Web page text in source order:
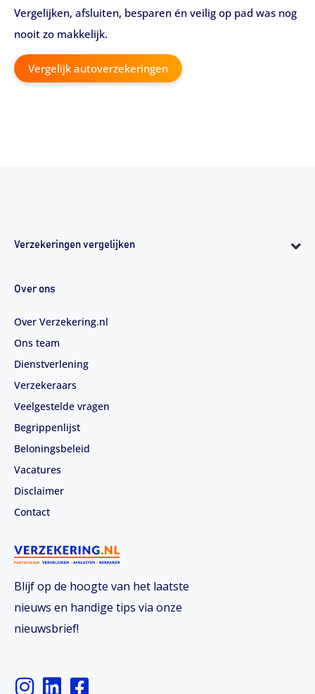
Vergelijken, afsluiten, besparen én veilig op pad was nog
nooit zo makkelijk.
Vergelijk autoverzekeringen
Blijf op de hoogte van het laatste
nieuws en handige tips via onze
nieuwsbrief!
I L F
Verzekeringen vergelijken
Over ons
Over Verzekering.nl
Ons team
Dienstverlening
Verzekeraars
Veelgestelde vragen
Begrippenlijst
Beloningsbeleid
Vacatures
Disclaimer
Contact